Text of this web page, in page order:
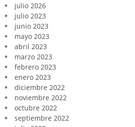
julio 2026
julio 2023
junio 2023
mayo 2023
abril 2023
marzo 2023
febrero 2023
enero 2023
diciembre 2022
noviembre 2022
octubre 2022
septiembre 2022